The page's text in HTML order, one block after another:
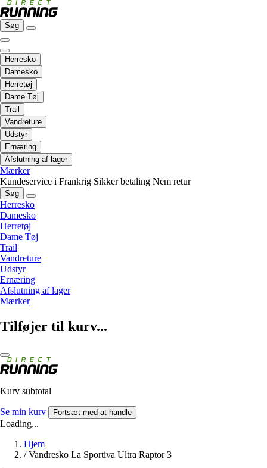
Søg
Herresko
Damesko
Herretøj
Dame Tøj
Trail
Vandreture
Udstyr
Ernæring
Afslutning af lager
Mærker
Kundeservice i Frankrig Sikker betaling Nem retur
Søg
Herresko
Damesko
Herretøj
Dame Tøj
Trail
Vandreture
Udstyr
Ernæring
Afslutning af lager
Mærker
Tilføjer til kurv...
Kurv subtotal
Se min kurv Fortsæt med at handle
Loading...
Hjem
/ Vandresko La Sportiva Ultra Raptor 3